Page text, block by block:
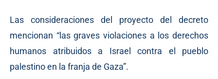
Las consideraciones del proyecto del decreto
mencionan “las graves violaciones a los derechos
humanos atribuidos a Israel contra el pueblo
palestino en la franja de Gaza”.